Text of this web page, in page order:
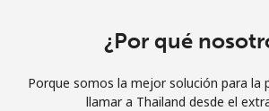
o
¿Por qué
Porque somos la mejor solución para la
llamar a Thailand desde el